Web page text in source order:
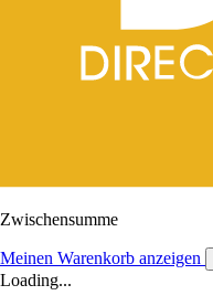
Zwischensumme
Meinen Warenkorb anzeigen
Loading...